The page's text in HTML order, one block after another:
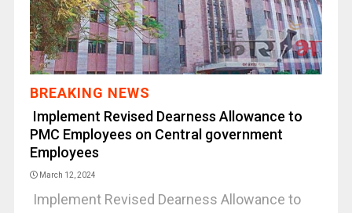
BREAKING NEWS
Implement Revised Dearness Allowance to
PMC Employees on Central government
Employees
March 12, 2024
Implement Revised Dearness Allowance to